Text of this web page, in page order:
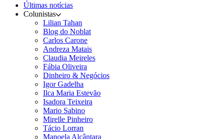
Últimas notícias
Colunistas
Lilian Tahan
Blog do Noblat
Carlos Carone
Andreza Matais
Claudia Meireles
Fábia Oliveira
Dinheiro & Negócios
Igor Gadelha
Ilca Maria Estevão
Isadora Teixeira
Mario Sabino
Mirelle Pinheiro
Tácio Lorran
Manoela Alcântara